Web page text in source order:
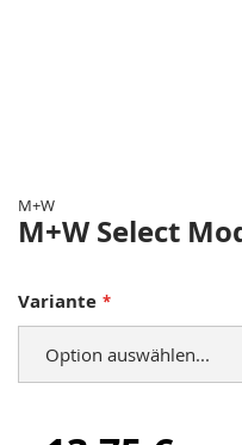
Bildergalerie
springen
M+W
M+W Select
Variante